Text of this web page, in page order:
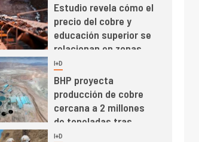
Estudio revela cómo el
precio del cobre y
educación superior se
relacionan en zonas
mineras
I+D
BHP proyecta
producción de cobre
cercana a 2 millones
de toneladas tras
récord en Escondida
I+D